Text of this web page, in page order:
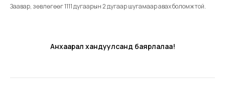
Заавар, зөвлөгөөг 1111 дугаарын 2 дугаар шугамаар авах боломжтой.
Анхаарал хандуулсанд баярлалаа!